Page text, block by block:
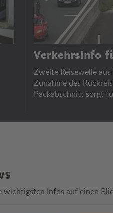
Verkehrsinfo
Zweite Reisewelle
Zunahme des
Packabschnitt sorgt
Infos auf einen